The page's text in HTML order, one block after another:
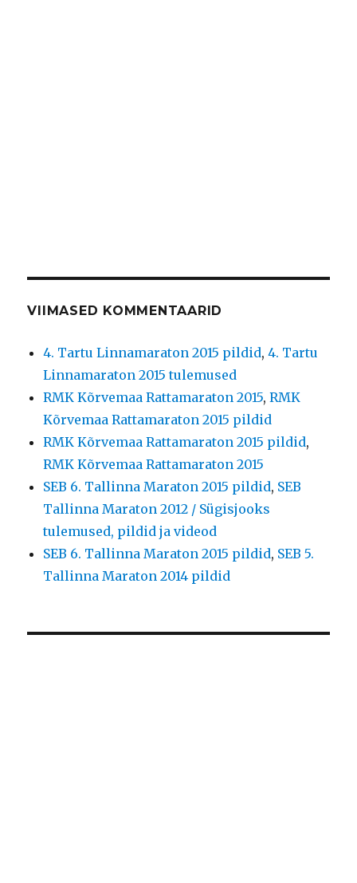
VIIMASED KOMMENTAARID
4. Tartu Linnamaraton 2015 pildid,4. Tartu
Linnamaraton 2015 tulemused
RMK Kõrvemaa Rattamaraton 2015,RMK
Kõrvemaa Rattamaraton 2015 pildid
RMK Kõrvemaa Rattamaraton 2015 pildid,
RMK Kõrvemaa Rattamaraton 2015
SEB 6. Tallinna Maraton 2015 pildid, SEB
Tallinna Maraton 2012 / Sügisjooks
tulemused, pildid ja videod
SEB 6. Tallinna Maraton 2015 pildid, SEB 5.
Tallinna Maraton 2014 pildid